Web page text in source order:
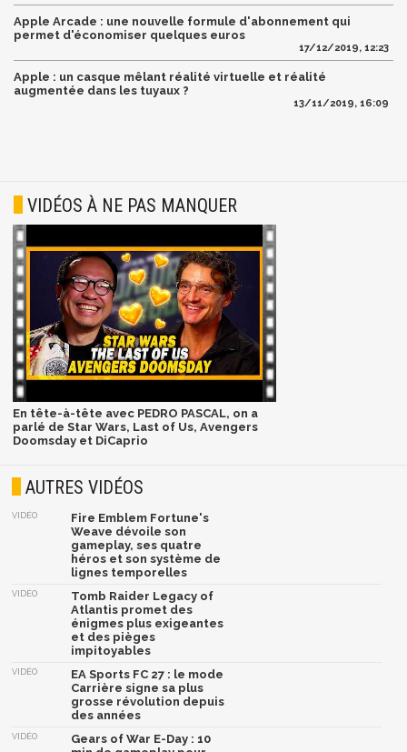
Apple Arcade : une nouvelle formule d'abonnement qui
permet d'économiser quelques euros
17/12/2019, 12:23
Apple : un casque mêlant réalité virtuelle et réalité
augmentée dans les tuyaux ?
13/11/2019, 16:09
VIDÉOS À NE PAS MANQUER
En tête-à-tête avec PEDRO PASCAL, on a
parlé de Star Wars, Last of Us, Avengers
Doomsday et DiCaprio
AUTRES VIDÉOS
VIDÉO
Fire Emblem Fortune's
Weave dévoile son
gameplay, ses quatre
héros et son système de
lignes temporelles
VIDÉO
Tomb Raider Legacy of
Atlantis promet des
énigmes plus exigeantes
et des pièges
impitoyables
VIDÉO
EA Sports FC 27 : le mode
Carrière signe sa plus
grosse révolution depuis
des années
VIDÉO
Gears of War E-Day : 10